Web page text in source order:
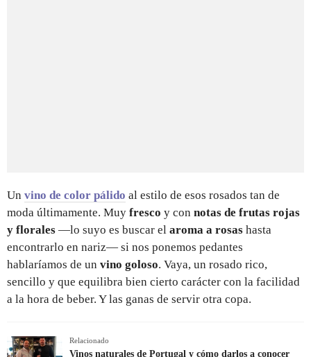
Un vino de color pálido al estilo de esos rosados tan de
moda últimamente. Muy fresco y con notas de frutas rojas
y florales —lo suyo es buscar el aroma a rosas hasta
encontrarlo en nariz— si nos ponemos pedantes
hablaríamos de un vino goloso. Vaya, un rosado rico,
sencillo y que equilibra bien cierto carácter con la facilidad
a la hora de beber. Y las ganas de servir otra copa.
Relacionado
Vinos naturales de Portugal y cómo darlos a conocer